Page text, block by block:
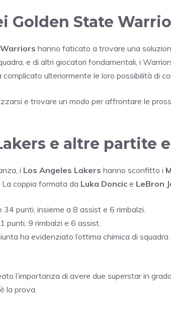
Golden State
hanno faticato a trovare una
e di altri giocatori fondamentali, i
ulteriormente le loro possibilità di
e trovare un modo per affrontare le
e altre partite
i Los Angeles Lakers hanno sconfitto i
coppia formata da Luka Doncic e LeBron
punti, insieme a 8 assist e 6 rimbalzi.
punti, 9 rimbalzi e 6 assist.
ha evidenziato l’ottima chimica di
l’importanza di avere due superstar in
la prova.